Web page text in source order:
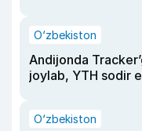
O‘zbekiston
Andijonda
joylab, YTH sodir
O‘zbekiston